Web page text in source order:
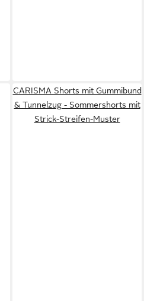
CARISMA Shorts mit Gummibund
& Tunnelzug - Sommershorts mit
Strick-Streifen-Muster